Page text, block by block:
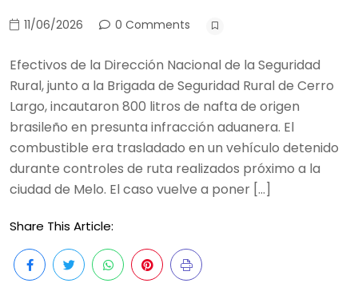
11/06/2026 0 Comments
Efectivos de la Dirección Nacional de la Seguridad
Rural, junto a la Brigada de Seguridad Rural de Cerro
Largo, incautaron 800 litros de nafta de origen
brasileño en presunta infracción aduanera. El
combustible era trasladado en un vehículo detenido
durante controles de ruta realizados próximo a la
ciudad de Melo. El caso vuelve a poner […]
Share This Article: